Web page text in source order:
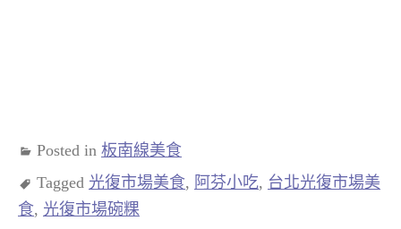
Posted in 板南線美食
Tagged 光復市場美食, 阿芬小吃, 台北光復市場美
食, 光復市場碗粿